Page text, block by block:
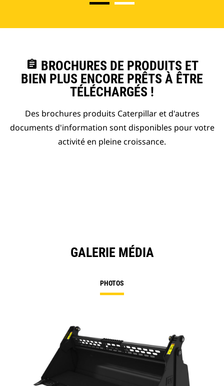
assignment BROCHURES DE PRODUITS ET
BIEN PLUS ENCORE PRÊTS À ÊTRE
TÉLÉCHARGÉS !
Des brochures produits Caterpillar et d'autres
documents d'information sont disponibles pour votre
activité en pleine croissance.
GALERIE MÉDIA
PHOTOS